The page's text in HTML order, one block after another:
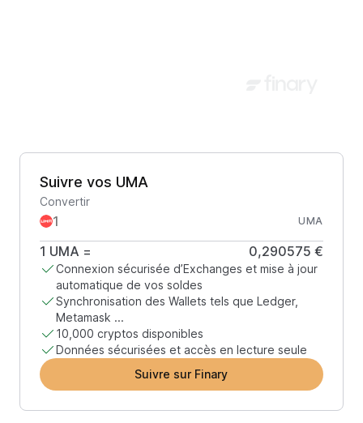
Suivre vos UMA
Convertir
UMA
1 UMA = 0,290575 €
Connexion sécurisée d’Exchanges et mise à jour
automatique de vos soldes
Synchronisation des Wallets tels que Ledger,
Metamask ...
10,000 cryptos disponibles
Données sécurisées et accès en lecture seule
Suivre sur Finary